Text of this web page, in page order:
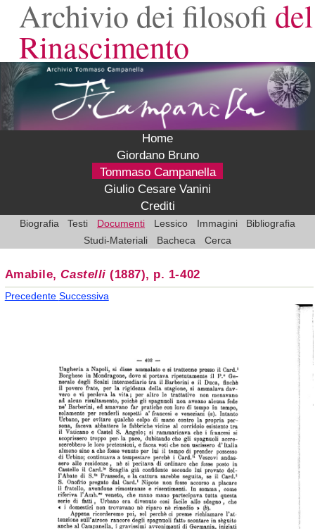
Archivio dei filosofi del
Rinascimento
Home
Giordano Bruno
Tommaso Campanella
Giulio Cesare Vanini
Crediti
Biografia Testi Documenti Lessico Immagini
Bibliografia
Studi-Materiali
Bacheca Cerca
Amabile,Castelli (1887), p. 1-402
Precedente Successiva